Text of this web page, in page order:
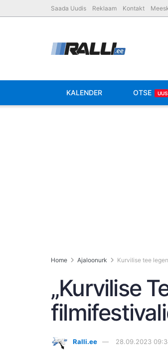
Saada Uudis Reklaam Kontakt
KALENDER OTSE UUS
Home Ajaloonurk Kurvilise tee
„Kurvilise
Ralli.ee 28.09.2023